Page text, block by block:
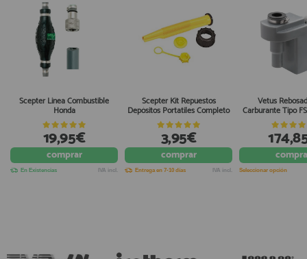
Scepter Linea Combustible
Honda
19,95€
comprar
En Existencias IVA incl.
Scepter Kit Repuestos
Depósitos Portatiles Completo
3,95€
comprar
Entrega en 7-10 días IVA incl.
Vetus
Carburante Tipo
Seleccionar opción